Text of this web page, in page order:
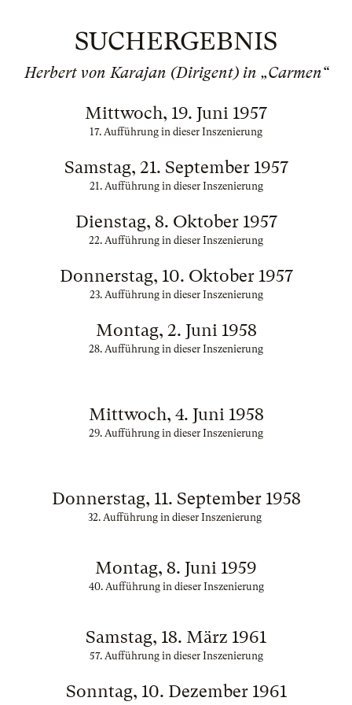
SUCHERGEBNIS
Herbert von Karajan (Dirigent) in „Carmen“
Mittwoch, 19. Juni 1957
17. Aufführung in dieser Inszenierung
Samstag, 21. September 1957
21. Aufführung in dieser Inszenierung
Dienstag, 8. Oktober 1957
22. Aufführung in dieser Inszenierung
Donnerstag, 10. Oktober 1957
23. Aufführung in dieser Inszenierung
Montag, 2. Juni 1958
28. Aufführung in dieser Inszenierung
Mittwoch, 4. Juni 1958
29. Aufführung in dieser Inszenierung
Donnerstag, 11. September 1958
32. Aufführung in dieser Inszenierung
Montag, 8. Juni 1959
40. Aufführung in dieser Inszenierung
Samstag, 18. März 1961
57. Aufführung in dieser Inszenierung
Sonntag, 10. Dezember 1961